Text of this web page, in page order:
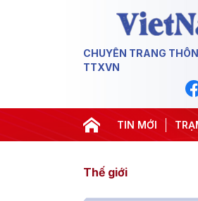
CHUYÊN TRANG
TTXVN
TIN MỚI
dịch 500 ngày đêm #Chống
Thế giới